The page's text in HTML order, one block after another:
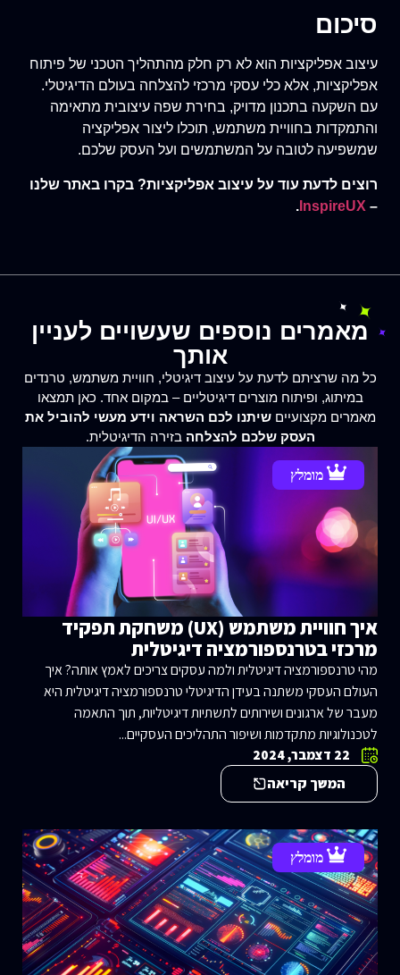
סיכום
עיצוב אפליקציות הוא לא רק חלק מהתהליך הטכני של פיתוח
אפליקציות, אלא כלי עסקי מרכזי להצלחה בעולם הדיגיטלי.
עם השקעה בתכנון מדויק, בחירת שפה עיצובית מתאימה
והתמקדות בחוויית משתמש, תוכלו ליצור אפליקציה
שמשפיעה לטובה על המשתמשים ועל העסק שלכם.
רוצים לדעת עוד על עיצוב אפליקציות? בקרו באתר שלנו
–
InspireUX
.
מאמרים נוספים שעשויים לעניין
אותך
כל מה שרציתם לדעת על עיצוב דיגיטלי, חוויית משתמש, טרנדים
במיתוג, ופיתוח מוצרים דיגיטליים – במקום אחד. כאן תמצאו
מאמרים מקצועייםשיתנו לכם השראה וידע מעשי להוביל את
העסק שלכם להצלחה בזירה הדיגיטלית.
מומלץ
איך חוויית משתמש (UX) משחקת תפקיד
מרכזי בטרנספורמציה דיגיטלית
מהי טרנספורמציה דיגיטלית ולמה עסקים צריכים לאמץ אותה? איך
העולם העסקי משתנה בעידן הדיגיטלי טרנספורמציה דיגיטלית היא
מעבר של ארגונים ושירותים לתשתיות דיגיטליות, תוך התאמה
לטכנולוגיות מתקדמות ושיפור התהליכים העסקיים...
22 דצמבר, 2024
המשך קריאה
מומלץ